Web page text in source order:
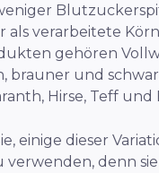
als verarbeitete
gehören
brauner und
Hirse, Teff und
einige dieser
verwenden, denn